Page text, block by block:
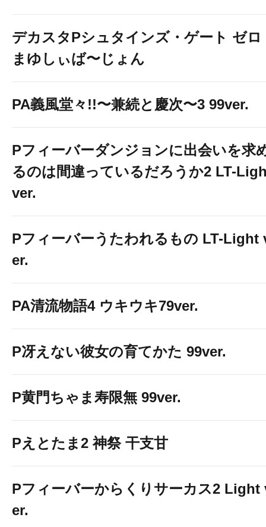
デカスタPシュタインズ・ゲート ゼロ
まゆしぃば〜じょん
PA義風堂々!!〜兼続と慶次〜3 99ver.
Pフィーバーダンジョンに出会いを求
るのは間違っているだろうか2 LT-
ver.
Pフィーバーうたわれるもの LT-Light
er.
PA清流物語4 ウキウキ79ver.
P冴えない彼女の育てかた 99ver.
P黄門ちゃま寿限無 99ver.
Pえとたま2 神祭 干支甘
Pフィーバーからくりサーカス2 Light
er.